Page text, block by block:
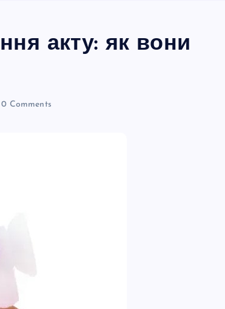
акту: як вони
0 Comments